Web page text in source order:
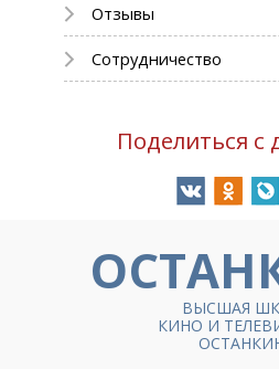
Отзывы
Сотрудничество
Поделиться с
ВЫСШАЯ
КИНО И